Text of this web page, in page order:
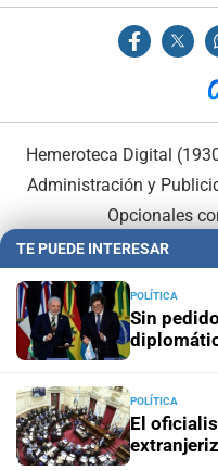
Hemeroteca Digital
Administración y
Opcionales
En
TE PUEDE INTERESAR
POLÍTICA
Sin
POLÍTICA
El